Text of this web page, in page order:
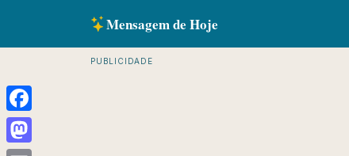
Mensagem de Hoje
PUBLICIDADE
Facebook